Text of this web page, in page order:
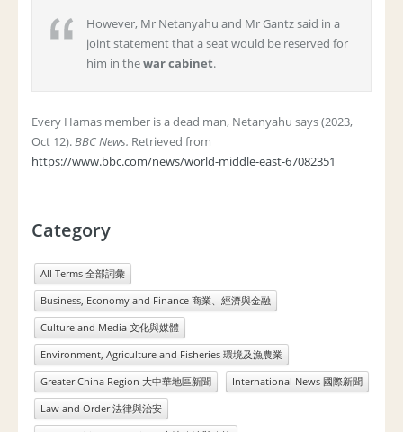
However, Mr Netanyahu and Mr Gantz said in a
joint statement that a seat would be reserved for
him in thewar cabinet.
Every Hamas member is a dead man, Netanyahu says (2023,
Oct 12).BBC News. Retrieved from
https://www.bbc.com/news/world-middle-east-67082351
Category
All Terms 全部詞彙
Business, Economy and Finance 商業、經濟與金融
Culture and Media 文化與媒體
Environment, Agriculture and Fisheries 環境及漁農業
Greater China Region 大中華地區新聞
International News 國際新聞
Law and Order 法律與治安